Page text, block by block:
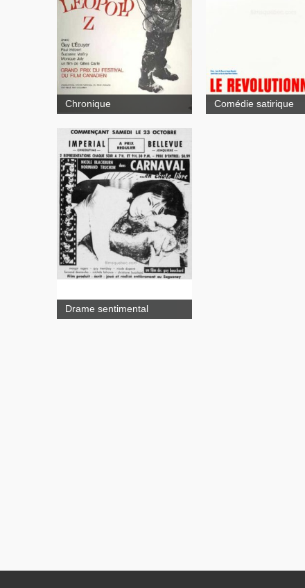
Chronique Comédie satirique
Drame sentimental